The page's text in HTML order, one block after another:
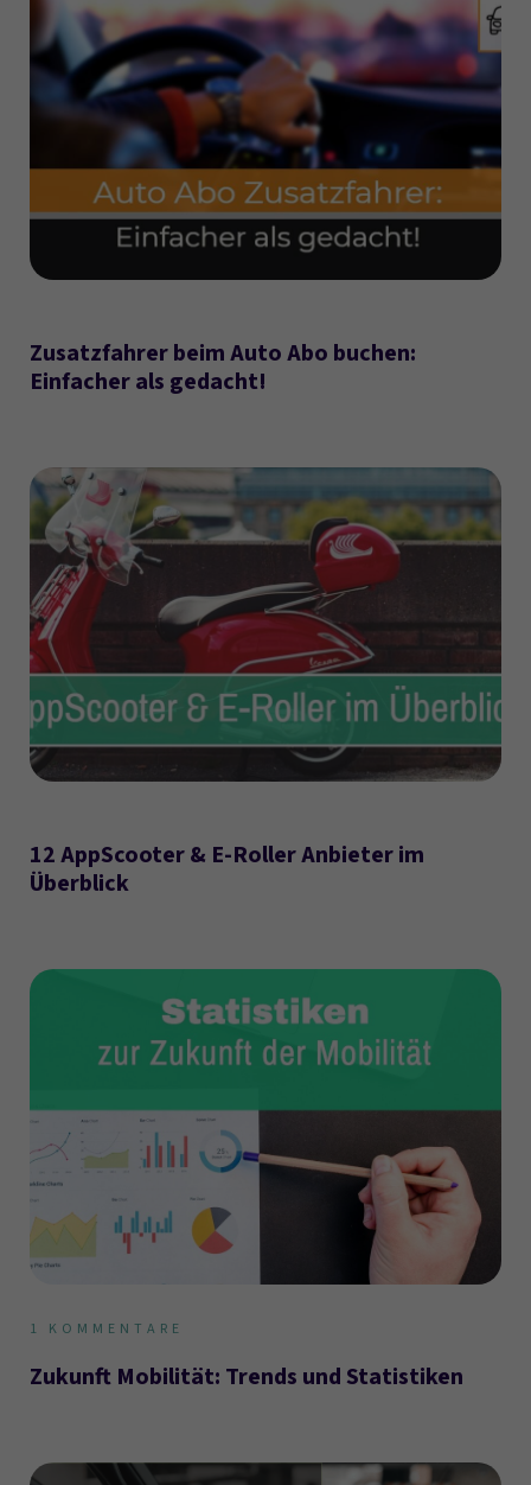
Zusatzfahrer beim Auto Abo buchen:
Einfacher als gedacht!
12 AppScooter & E-Roller Anbieter im
Überblick
1 KOMMENTARE
Zukunft Mobilität: Trends und Statistiken